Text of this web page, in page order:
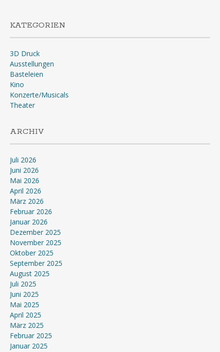
KATEGORIEN
3D Druck
Ausstellungen
Basteleien
Kino
Konzerte/Musicals
Theater
ARCHIV
Juli 2026
Juni 2026
Mai 2026
April 2026
März 2026
Februar 2026
Januar 2026
Dezember 2025
November 2025
Oktober 2025
September 2025
August 2025
Juli 2025
Juni 2025
Mai 2025
April 2025
März 2025
Februar 2025
Januar 2025